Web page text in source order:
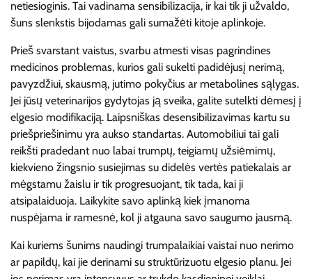
netiesioginis. Tai vadinama sensibilizacija, ir kai tik ji užvaldo,
šuns slenkstis bijodamas gali sumažėti kitoje aplinkoje.
Prieš svarstant vaistus, svarbu atmesti visas pagrindines
medicinos problemas, kurios gali sukelti padidėjusį nerimą,
pavyzdžiui, skausmą, jutimo pokyčius ar metabolines sąlygas.
Jei jūsų veterinarijos gydytojas ją sveika, galite sutelkti dėmesį į
elgesio modifikaciją. Laipsniškas desensibilizavimas kartu su
priešpriešinimu yra aukso standartas. Automobiliui tai gali
reikšti pradedant nuo labai trumpų, teigiamų užsiėmimų,
kiekvieno žingsnio susiejimas su didelės vertės patiekalais ar
mėgstamu žaislu ir tik progresuojant, tik tada, kai ji
atsipalaiduoja. Laikykite savo aplinką kiek įmanoma
nuspėjama ir ramesnė, kol ji atgauna savo saugumo jausmą.
Kai kuriems šunims naudingi trumpalaikiai vaistai nuo nerimo
ar papildų, kai jie derinami su struktūrizuotu elgesio planu. Jei